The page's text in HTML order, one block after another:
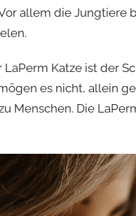
allem die
Katze ist der
es nicht, allein
Menschen. Die